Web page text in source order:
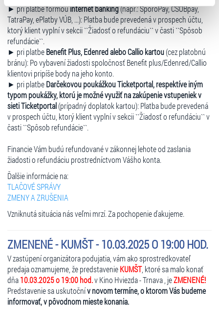
typy cookies používáme, naleznete níže. Možnosti
zpracování upravíte zaškrtnutím příslušné varianty. Svoji
volbu můžete kdykoliv změnit v zápatí stránky v záložce
„Cookies a jejich nastavení“.
► pri platbe formouinternet banking(napr.: SporoPay, ČSOBpay,
TatraPay, ePlatby VÚB, ...): Platba bude prevedená v prospech účtu,
ktorý klient vyplní v sekcii ``Žiadosť o refundáciu`` v časti ``Spôsob
refundácie``.
► pri platbeBenefit Plus, Edenred alebo Callio kartou(cez platobnú
bránu): Po vybavení žiadosti spoločnosť Benefit plus/Edenred/Callio
klientovi pripíše body na jeho konto.
► pri platbeDarčekovou poukážkou Ticketportal, respektíve iným
typom poukážky, ktorú je možné využiť na zakúpenie vstupeniek v
sieti Ticketportal(prípadný doplatok kartou): Platba bude prevedená
v prospech účtu, ktorý klient vyplní v sekcii ``Žiadosť o refundáciu`` v
časti ``Spôsob refundácie``.
Financie Vám budú refundované v zákonnej lehote od zaslania
žiadosti o refundáciu prostredníctvom Vášho konta.
Ďalšie informácie na:
TLAČOVÉ SPRÁVY
ZMENY A ZRUŠENIA
Vzniknutá situácia nás veľmi mrzí. Za pochopenie ďakujeme.
ZMENENÉ - KUMŠT - 10.03.2025 O 19:00 HOD.
V zastúpení organizátora podujatia, vám ako sprostredkovateľ
predaja oznamujeme, že predstavenieKUMŠT, ktoré sa malo konať
dňa10.03.2025 o 19:00 hod.v Kino Hviezda - Trnava , jeZMENENÉ!
Predstavenie sa uskutočnív novom termíne, o ktorom Vás budeme
informovať, v pôvodnom mieste konania.